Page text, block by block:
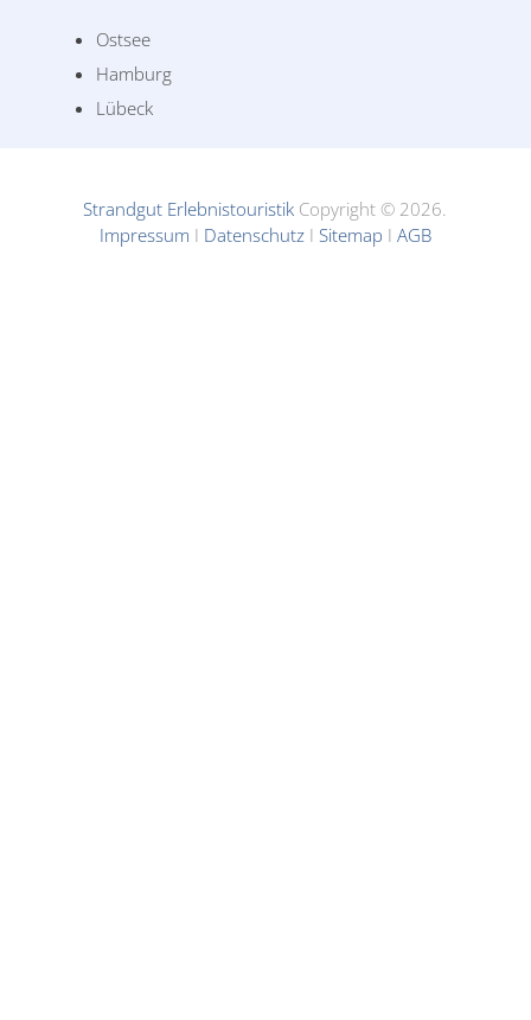
Ostsee
Hamburg
Lübeck
Strandgut Erlebnistouristik Copyright © 2026.
Impressum I DatenschutzI Sitemap I AGB